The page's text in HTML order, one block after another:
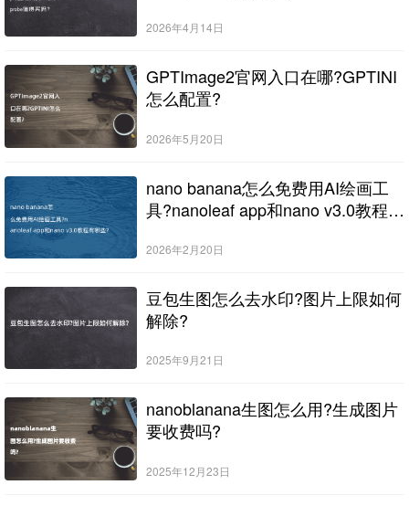
2026年4月14日
GPTImage2官网入口在哪?GPTINI
怎么配置?
2026年5月20日
nano banana怎么免费用AI绘画工
具?nanoleaf app和nano v3.0教程有
2026年2月20日
豆包生图怎么去水印?图片上限如何
解除?
2025年9月21日
nanoblanana生图怎么用?生成图片
要收费吗?
2025年12月23日